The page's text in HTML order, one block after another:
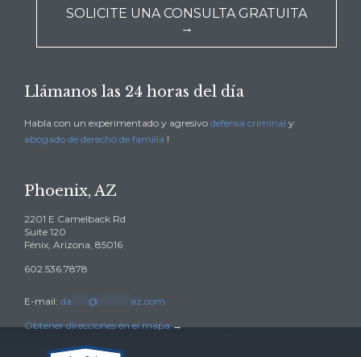
SOLICITE UNA CONSULTA GRATUITA
→
Llámanos las 24 horas del día
Habla con un experimentado y agresivo defensa criminal y
abogado de derecho de familia !
Phoenix, AZ
2201 E Camelback Rd
Suite 120
Fénix, Arizona, 85016
602.536.7878
E-mail: da @
az.com
Obtener direcciones en el mapa→